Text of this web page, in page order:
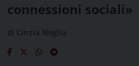
connessioni sociali»
di